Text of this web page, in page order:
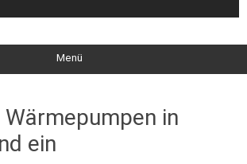
Menü
in
ein